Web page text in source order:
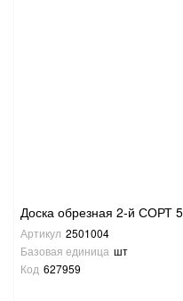
Доска обрезная 2-й СОРТ
Артикул 2501004
Базовая единица шт
Код 627959